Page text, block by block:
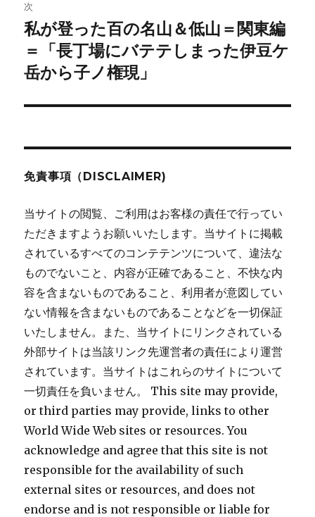
ー
シ
ョ
ン
次
次
の
投
私が登った百の名山＆低山＝関東編
＝「長丁場にバテテしまった伊豆ケ
岳から子ノ権現」
免責事項（DISCLAIMER)
当サイトの閲覧、ご利用はお客様の責任で行ってい
ただきますようお願いいたします。当サイトに掲載
されているすべてのコンテテンツについて、違法な
ものでないこと、内容が正確であること、不快な内
容を含まないものであること、利用者が意図してい
ない情報を含まないものであることなどを一切保証
いたしません。また、当サイトにリンクされている
外部サイトは当該リンク先運営者の責任により運営
されています。当サイトはこれらのサイトについて
一切責任を負いません。 This site may provide,
or third parties may provide, links to other
World Wide Web sites or resources. You
acknowledge and agree that this site is not
responsible for the availability of such
external sites or resources, and does not
endorse and is not responsible or liable for